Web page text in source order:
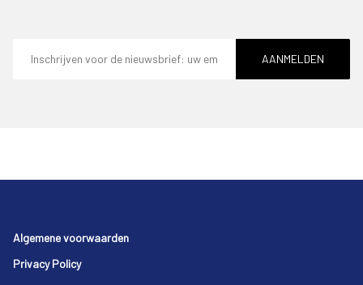
mailadres
AANMELDEN
Footer
Algemene voorwaarden
Privacy Policy